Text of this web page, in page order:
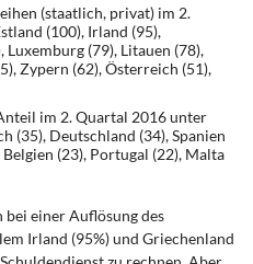
(staatlich, privat) im 2.
(100), Irland (95),
(79), Litauen (78),
Zypern (62), Österreich (51),
im 2. Quartal 2016 unter
(35), Deutschland (34), Spanien
(23), Portugal (22), Malta
einer Auflösung des
Irland (95%) und Griechenland